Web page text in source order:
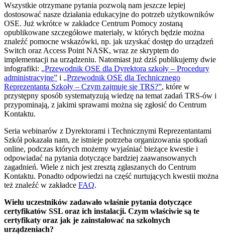
Wszystkie otrzymane pytania pozwolą nam jeszcze lepiej
dostosować nasze działania edukacyjne do potrzeb użytkowników
OSE. Już wkrótce w zakładce Centrum Pomocy zostaną
opublikowane szczegółowe materiały, w których będzie można
znaleźć pomocne wskazówki, np. jak uzyskać dostęp do urządzeń
Switch oraz Access Point NASK, wraz ze skryptem do
implementacji na urządzeniu. Natomiast już dziś publikujemy dwie
infografiki: „Przewodnik OSE dla Dyrektora szkoły – Procedury
administracyjne” i „Przewodnik OSE dla Technicznego
Reprezentanta Szkoły – Czym zajmuje się TRS?”, które w
przystępny sposób systematyzują wiedzę na temat zadań TRS-ów i
przypominają, z jakimi sprawami można się zgłosić do Centrum
Kontaktu.
Seria webinarów z Dyrektorami i Technicznymi Reprezentantami
Szkół pokazała nam, że istnieje potrzeba organizowania spotkań
online, podczas których możemy wyjaśniać bieżące kwestie i
odpowiadać na pytania dotyczące bardziej zaawansowanych
zagadnień. Wiele z nich jest zresztą zgłaszanych do Centrum
Kontaktu. Ponadto odpowiedzi na część nurtujących kwestii można
też znaleźć w zakładce FAQ.
Wielu uczestników zadawało właśnie pytania dotyczące
certyfikatów SSL oraz ich instalacji. Czym właściwie są te
certyfikaty oraz jak je zainstalować na szkolnych
urządzeniach?